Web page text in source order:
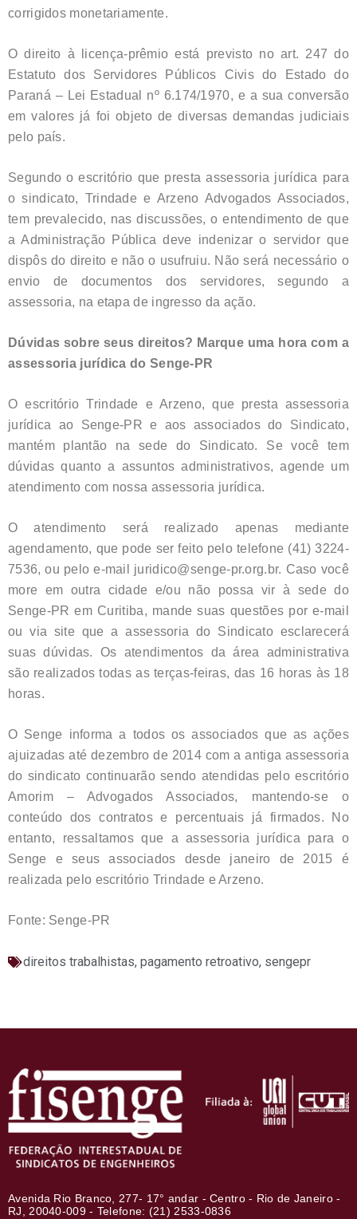
corrigidos monetariamente.
O direito à licença-prêmio está previsto no art. 247 do
Estatuto dos Servidores Públicos Civis do Estado do
Paraná – Lei Estadual nº 6.174/1970, e a sua conversão
em valores já foi objeto de diversas demandas judiciais
pelo país.
Segundo o escritório que presta assessoria jurídica para
o sindicato, Trindade e Arzeno Advogados Associados,
tem prevalecido, nas discussões, o entendimento de que
a Administração Pública deve indenizar o servidor que
dispôs do direito e não o usufruiu. Não será necessário o
envio de documentos dos servidores, segundo a
assessoria, na etapa de ingresso da ação.
Dúvidas sobre seus direitos? Marque uma hora com a
assessoria jurídica do Senge-PR
O escritório Trindade e Arzeno, que presta assessoria
jurídica ao Senge-PR e aos associados do Sindicato,
mantém plantão na sede do Sindicato. Se você tem
dúvidas quanto a assuntos administrativos, agende um
atendimento com nossa assessoria jurídica.
O atendimento será realizado apenas mediante
agendamento, que pode ser feito pelo telefone (41) 3224-
7536, ou pelo e-mail juridico@senge-pr.org.br. Caso você
more em outra cidade e/ou não possa vir à sede do
Senge-PR em Curitiba, mande suas questões por e-mail
ou via site que a assessoria do Sindicato esclarecerá
suas dúvidas. Os atendimentos da área administrativa
são realizados todas as terças-feiras, das 16 horas às 18
horas.
O Senge informa a todos os associados que as ações
ajuizadas até dezembro de 2014 com a antiga assessoria
do sindicato continuarão sendo atendidas pelo escritório
Amorim – Advogados Associados, mantendo-se o
conteúdo dos contratos e percentuais já firmados. No
entanto, ressaltamos que a assessoria jurídica para o
Senge e seus associados desde janeiro de 2015 é
realizada pelo escritório Trindade e Arzeno.
Fonte: Senge-PR
direitos trabalhistas, pagamento retroativo, sengepr
Avenida Rio Branco, 277- 17° andar - Centro - Rio de Janeiro -
RJ, 20040-009 - Telefone: (21) 2533-0836